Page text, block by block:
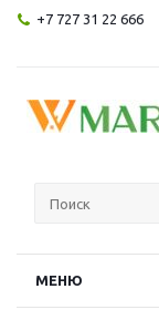
+7 727 31 22 666
МЕНЮ